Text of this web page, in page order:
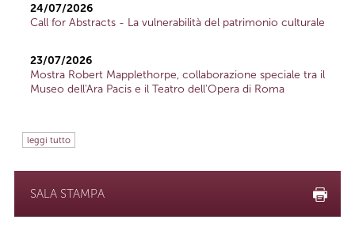
24/07/2026
Call for Abstracts - La vulnerabilità del patrimonio culturale
23/07/2026
Mostra Robert Mapplethorpe, collaborazione speciale tra il
Museo dell'Ara Pacis e il Teatro dell'Opera di Roma
leggi tutto
SALA STAMPA